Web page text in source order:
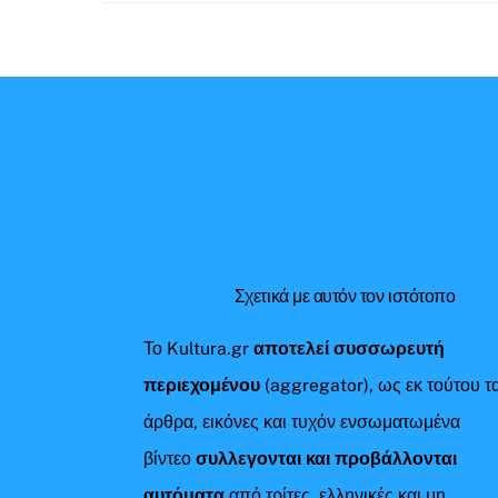
Σχετικά με αυτόν τον ιστότοπο
Το Kultura.grαποτελεί συσσωρευτή
περιεχομένου (aggregator), ως εκ τούτου
άρθρα, εικόνες και τυχόν ενσωματωμένα
βίντεοσυλλεγονται και προβάλλονται